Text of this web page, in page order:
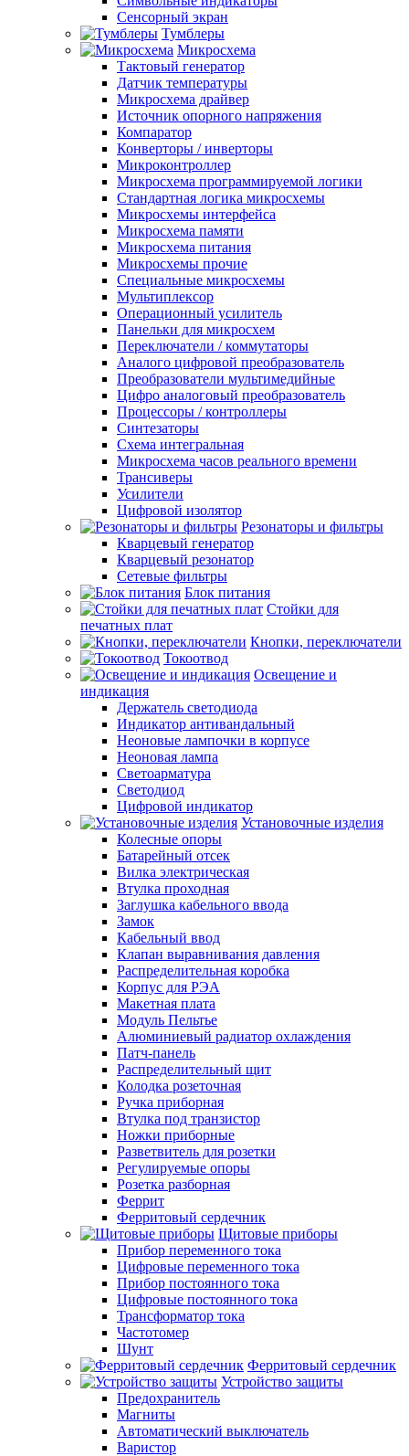
Сенсорный экран
Тумблеры
Микросхема
Тактовый генератор
Датчик температуры
Микросхема драйвер
Источник опорного напряжения
Компаратор
Конверторы / инверторы
Микроконтроллер
Микросхема программируемой логики
Стандартная логика микросхемы
Микросхемы интерфейса
Микросхема памяти
Микросхема питания
Микросхемы прочие
Специальные микросхемы
Мультиплексор
Операционный усилитель
Панельки для микросхем
Переключатели / коммутаторы
Аналого цифровой преобразователь
Преобразователи мультимедийные
Цифро аналоговый преобразователь
Процессоры / контроллеры
Синтезаторы
Схема интегральная
Микросхема часов реального времени
Трансиверы
Усилители
Цифровой изолятор
Резонаторы и фильтры
Кварцевый генератор
Кварцевый резонатор
Сетевые фильтры
Блок питания
Стойки для
печатных плат
Кнопки, переключатели
Токоотвод
Освещение и
индикация
Держатель светодиода
Индикатор антивандальный
Неоновые лампочки в корпусе
Неоновая лампа
Светоарматура
Светодиод
Цифровой индикатор
Установочные изделия
Колесные опоры
Батарейный отсек
Вилка электрическая
Втулка проходная
Заглушка кабельного ввода
Замок
Кабельный ввод
Клапан выравнивания давления
Распределительная коробка
Корпус для РЭА
Макетная плата
Модуль Пельтье
Алюминиевый радиатор охлаждения
Патч-панель
Распределительный щит
Колодка розеточная
Ручка приборная
Втулка под транзистор
Ножки приборные
Разветвитель для розетки
Регулируемые опоры
Розетка разборная
Феррит
Ферритовый сердечник
Щитовые приборы
Прибор переменного тока
Цифровые переменного тока
Прибор постоянного тока
Цифровые постоянного тока
Трансформатор тока
Частотомер
Шунт
Ферритовый сердечник
Устройство защиты
Предохранитель
Магниты
Автоматический выключатель
Варистор